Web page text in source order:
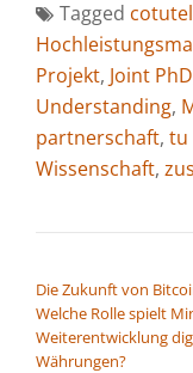
Tagged
Projekt, Joint PhD
Understanding,
partnerschaft, tu
Wissenschaft,
Die Zukunft von
Welche Rolle spielt
Weiterentwicklung
Währungen?